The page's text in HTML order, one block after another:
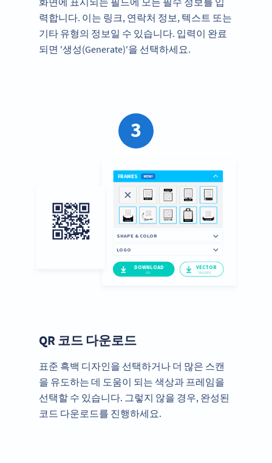
력합니다. 이는 링크, 연락처 정보, 텍스트 또는
기타 유형의 정보일 수 있습니다. 입력이 완료
되면 '생성(Generate)'을 선택하세요.
3
QR 코드 다운로드
표준 흑백 디자인을 선택하거나 더 많은 스캔
을 유도하는 데 도움이 되는 색상과 프레임을
선택할 수 있습니다. 그렇지 않을 경우, 완성된
코드 다운로드를 진행하세요.